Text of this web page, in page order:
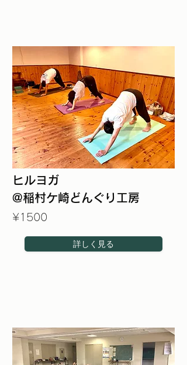
ヒルヨガ
@稲村ケ崎どんぐり工房
¥1500
詳しく見る